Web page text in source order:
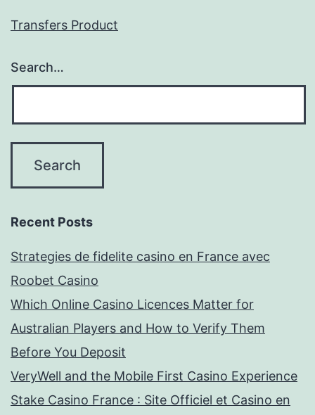
Transfers Product
Search…
Recent Posts
Strategies de fidelite casino en France avec
Roobet Casino
Which Online Casino Licences Matter for
Australian Players and How to Verify Them
Before You Deposit
VeryWell and the Mobile First Casino Experience
Stake Casino France : Site Officiel et Casino en